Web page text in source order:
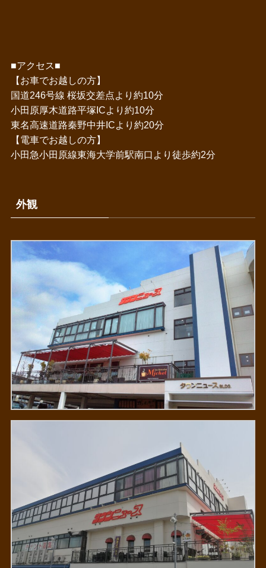
■アクセス■
【お車でお越しの方】
国道246号線 桜坂交差点より約10分
小田原厚木道路平塚ICより約10分
東名高速道路秦野中井ICより約20分
【電車でお越しの方】
小田急小田原線東海大学前駅南口より徒歩約2分
外観